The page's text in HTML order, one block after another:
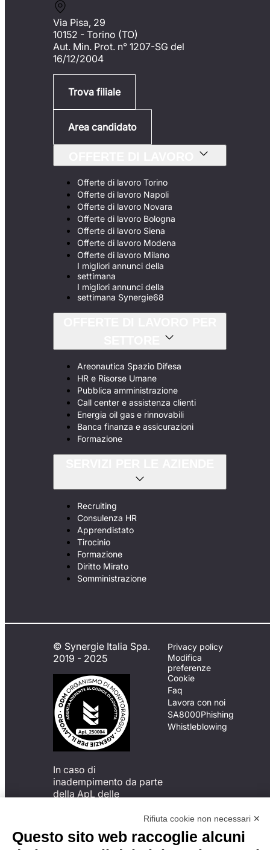
Via Pisa, 29
10152 - Torino (TO)
Aut. Min. Prot. n° 1207-SG del
16/12/2004
Trova filiale
Area candidato
Offerte di lavoro Torino
Offerte di lavoro Napoli
Offerte di lavoro Novara
Offerte di lavoro Bologna
Offerte di lavoro Siena
Offerte di lavoro Modena
Offerte di lavoro Milano
I migliori annunci della
settimana
I migliori annunci della
settimana Synergie68
Areonautica Spazio Difesa
HR e Risorse Umane
Pubblica amministrazione
Call center e assistenza clienti
Energia oil gas e rinnovabili
Banca finanza e assicurazioni
Formazione
Recruiting
Consulenza HR
Apprendistato
Tirocinio
Formazione
Diritto Mirato
Somministrazione
© Synergie Italia Spa.
2019 - 2025
In caso di
inadempimento da parte
della ApL delle
del Codice di Condotta, è
possibile presentare un
reclamo
Privacy policy
Modifica
preferenze
Cookie
Faq
Lavora con noi
SA8000Phishing
Whistleblowing
Rifiuta cookie non necessari ✕
Questo sito web raccoglie alcuni